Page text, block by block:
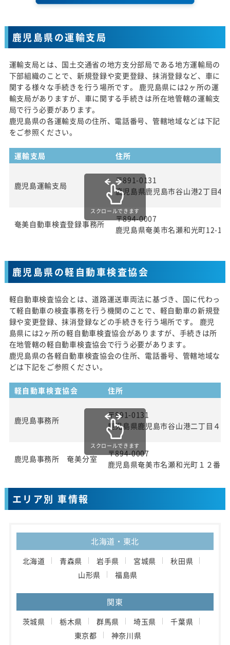
鹿児島県の運輸支局
運輸支局とは、国土交通省の地方支分部局である地方運輸局の
下部組織のことで、新規登録や変更登録、抹消登録など、車に
関する様々な手続きを行う場所です。 鹿児島県には2ヶ所の運
輸支局がありますが、車に関する手続きは所在地管轄の運輸支
局で行う必要があります。
鹿児島県の各運輸支局の住所、電話番号、管轄地域などは下記
をご参照ください。
運輸支局 住所
鹿児島運輸支局
〒891-0131
鹿児島県鹿児島市谷山港2丁目4
奄美自動車検査登録事務所
〒894-0007
鹿児島県奄美市名瀬和光町12-1
スクロールできます
鹿児島県の軽自動車検査協会
軽自動車検査協会とは、道路運送車両法に基づき、国に代わっ
て軽自動車の検査事務を行う機関のことで、軽自動車の新規登
録や変更登録、抹消登録などの手続きを行う場所です。 鹿児
島県には2ヶ所の軽自動車検査協会がありますが、手続きは所
在地管轄の軽自動車検査協会で行う必要があります。
鹿児島県の各軽自動車検査協会の住所、電話番号、管轄地域な
どは下記をご参照ください。
軽自動車検査協会 住所
鹿児島事務所
〒891-0131
鹿児島県鹿児島市谷山港二丁目４
鹿児島事務所 奄美分室
〒894-0007
鹿児島県奄美市名瀬和光町１２番
スクロールできます
エリア別 車情報
北海道・東北
北海道 青森県 岩手県 宮城県
秋田県
山形県
福島県
関東
茨城県 栃木県 群馬県 埼玉県
千葉県
東京都
神奈川県